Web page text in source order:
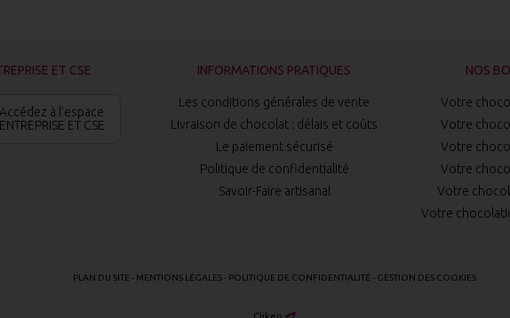
ET CSE
Accédez à l’espace
ENTREPRISE ET CSE
INFORMATIONS PRATIQUES
Les conditions générales de vente
Livraison de chocolat : délais et coûts
Le paiement sécurisé
Politique de confidentialité
Savoir-Faire artisanal
NOS
Votre
Votre
Votre
Votre
Votre
Votre
PLAN DU SITE - MENTIONS LÉGALES- POLITIQUE DE CONFIDENTIALITÉ - GESTION DES COOKIES